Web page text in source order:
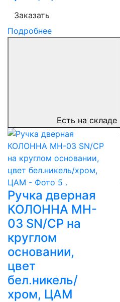
Заказать
Подробнее
Есть на складе
Ручка дверная
КОЛОННА MH-
03 SN/CP на
круглом
основании,
цвет
бел.никель/
хром, ЦАМ